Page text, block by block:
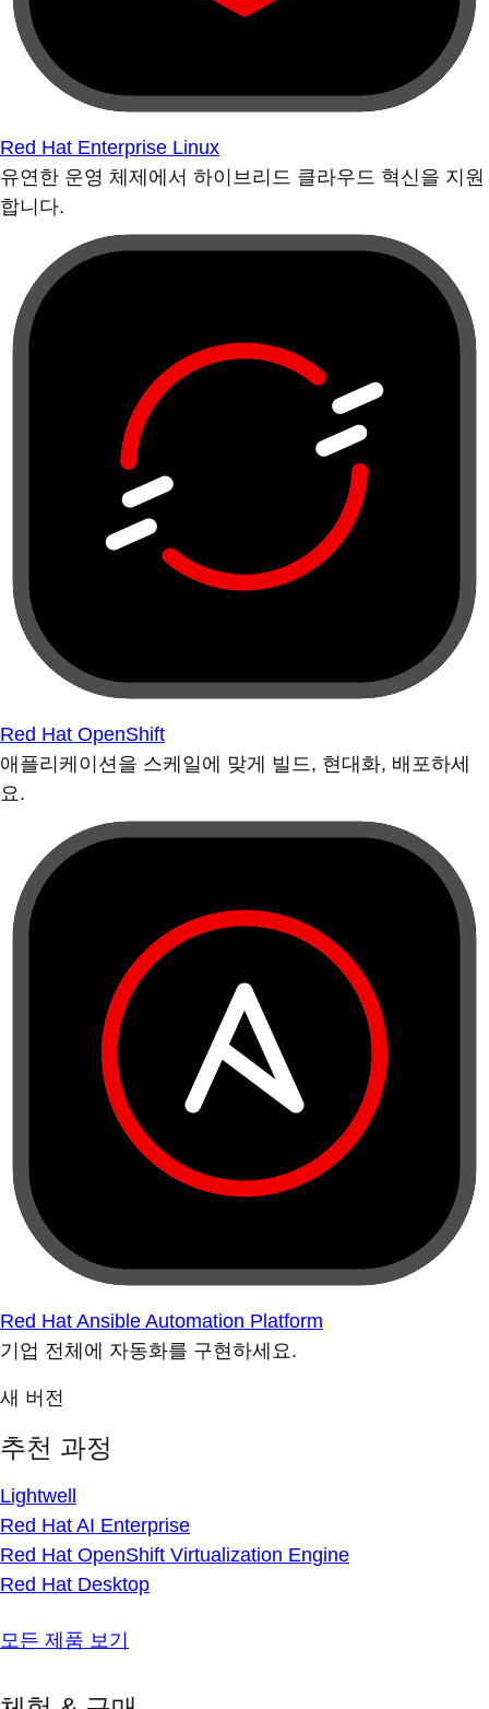
Red Hat Enterprise Linux
유연한 운영 체제에서 하이브리드 클라우드 혁신을 지원
합니다.
Red Hat OpenShift
애플리케이션을 스케일에 맞게 빌드, 현대화, 배포하세
요.
Red Hat Ansible Automation Platform
기업 전체에 자동화를 구현하세요.
새 버전
추천 과정
Lightwell
Red Hat AI Enterprise
Red Hat OpenShift Virtualization Engine
Red Hat Desktop
모든 제품 보기